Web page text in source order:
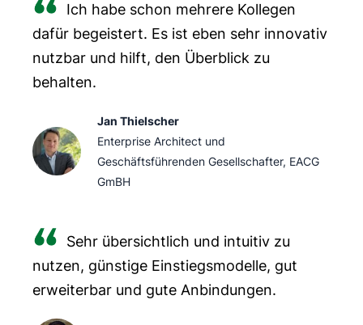
Ich habe schon mehrere Kollegen
dafür begeistert. Es ist eben sehr innovativ
nutzbar und hilft, den Überblick zu
behalten.
Jan Thielscher
Enterprise Architect und
Geschäftsführenden Gesellschafter, EACG
GmBH
Sehr übersichtlich und intuitiv zu
nutzen, günstige Einstiegsmodelle, gut
erweiterbar und gute Anbindungen.